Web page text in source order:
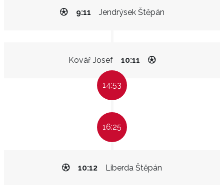
Jendrýsek Štěpán
9:11
Kovář Josef 10:11
14:53
16:25
Liberda Štěpán
10:12